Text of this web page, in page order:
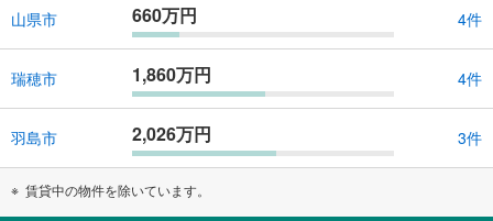
山県市 660万円 4件
瑞穂市 1,860万円 4件
羽島市 2,026万円 3件
賃貸中の物件を除いています。